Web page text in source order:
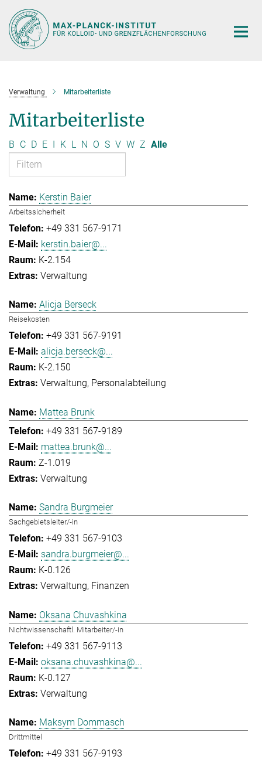
Hauptinhalt
Verwaltung Mitarbeiterliste
Mitarbeiterliste
B C D E I K L N O S V W Z Alle
Kerstin Baier
Arbeitssicherheit
+49 331 567-9171
kerstin.baier@...
K-2.154
Verwaltung
Alicja Berseck
Reisekosten
+49 331 567-9191
alicja.berseck@...
K-2.150
Verwaltung Personalabteilung
Mattea Brunk
+49 331 567-9189
mattea.brunk@...
Z-1.019
Verwaltung
Sandra Burgmeier
Sachgebietsleiter/-in
+49 331 567-9103
sandra.burgmeier@...
K-0.126
Verwaltung Finanzen
Oksana Chuvashkina
Nichtwissenschaftl. Mitarbeiter/-in
+49 331 567-9113
oksana.chuvashkina@...
K-0.127
Verwaltung
Maksym Dommasch
Drittmittel
+49 331 567-9193